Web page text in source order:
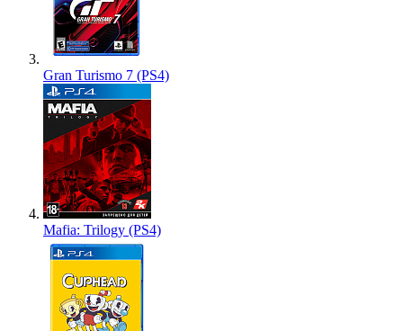
Gran Turismo 7 (PS4)
Mafia: Trilogy (PS4)